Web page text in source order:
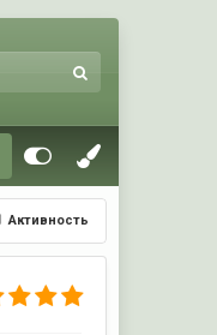
Активность